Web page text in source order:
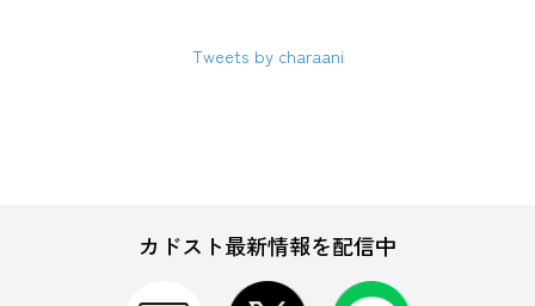
Tweets by charaani
カドスト最新情報を配信中